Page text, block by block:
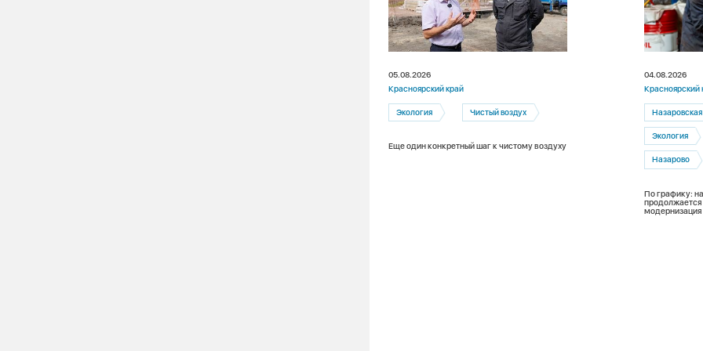
05.08.2026
Красноярский край
Экология Чистый воздух
Еще один конкретный шаг к чистому воздуху
04.08.2026
Красноярский
Экология
Назарово
По графику:
продолжается
модернизация